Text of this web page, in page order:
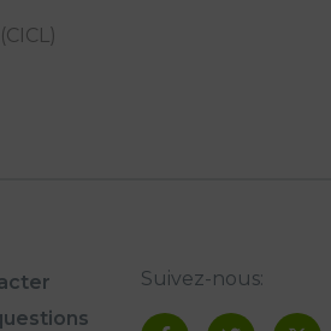
Suivez-nous: